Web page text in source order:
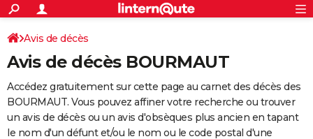
ACTUALITÉS
Politique
Société
Faits Divers
Education
Monde
Villes
+
SPORT
Coupe du monde 2026
Football
Tennis
Cyclisme
Rugby
Forum
Programme TV
TNT
Streaming
Cinéma
Sorties cinéma
Musique
+
FINANCE
Impôts
Immobilier
Risques naturels par ville
Banque
Assurance
Crédit
AUTO
Avis de décès
Avis de décès BOURMAUT
Accédez gratuitement sur cette page au carnet des décès des
BOURMAUT. Vous pouvez affiner votre recherche ou trouver
un avis de décès ou un avis d'obsèques plus ancien en tapant
le nom d'un défunt et/ou le nom ou le code postal d'une